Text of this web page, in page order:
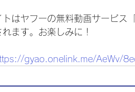
トはヤフーの無料動画サービ
ます。お楽しみに！
gyao.onelink.me/AeWv/